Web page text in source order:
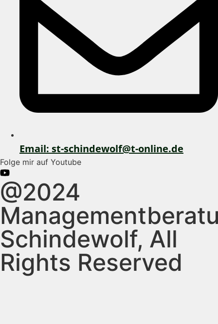
Email: st-schindewolf@t-online.de
Folge mir auf Youtube
@2024
Schindewolf, All
Rights Reserved